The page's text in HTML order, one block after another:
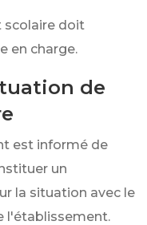
scolaire doit
en charge.
de
est informé de
un
la situation avec le
l'établissement.